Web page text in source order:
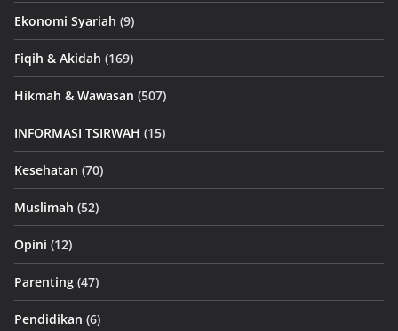
Ekonomi Syariah (9)
Fiqih & Akidah (169)
Hikmah & Wawasan (507)
INFORMASI TSIRWAH (15)
Kesehatan (70)
Muslimah (52)
Opini (12)
Parenting (47)
Pendidikan (6)